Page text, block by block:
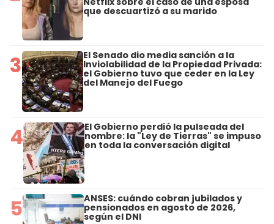
que descuartizó a su marido
3 El Senado dio media sanción a la
Inviolabilidad de la Propiedad Privada:
el Gobierno tuvo que ceder en la Ley
del Manejo del Fuego
4 El Gobierno perdió la pulseada del
nombre: la "Ley de Tierras" se impuso
en toda la conversación digital
5 ANSES: cuándo cobran jubilados y
pensionados en agosto de 2026,
según el DNI